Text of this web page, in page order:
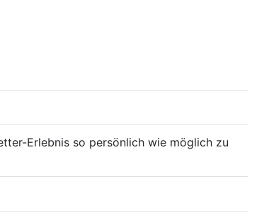
Erlebnis so persönlich wie möglich zu